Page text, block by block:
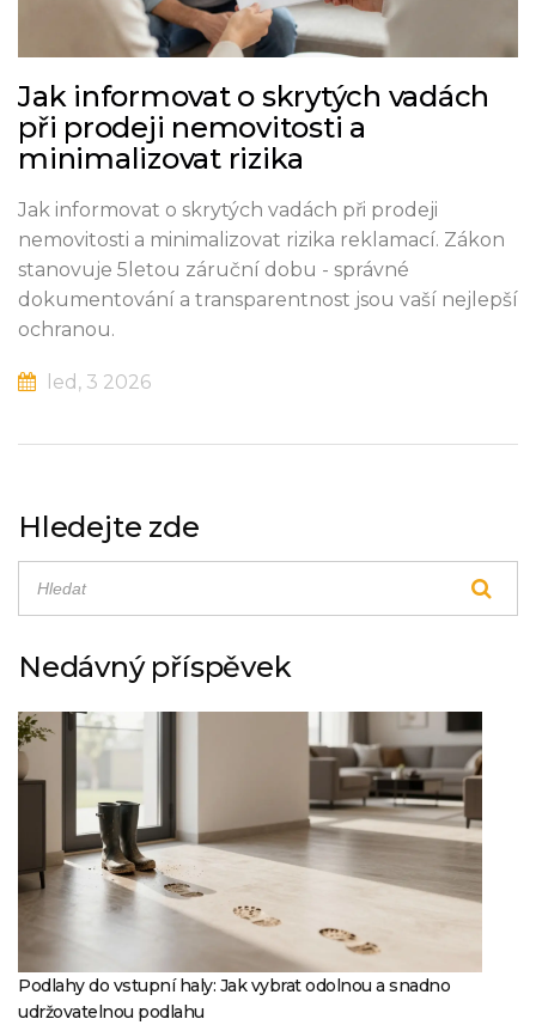
Jak informovat o skrytých vadách
při prodeji nemovitosti a
minimalizovat rizika
Jak informovat o skrytých vadách při prodeji
nemovitosti a minimalizovat rizika reklamací. Zákon
stanovuje 5letou záruční dobu - správné
dokumentování a transparentnost jsou vaší nejlepší
ochranou.
led, 3 2026
Hledejte zde
Nedávný příspěvek
Podlahy do vstupní haly: Jak vybrat odolnou a snadno
udržovatelnou podlahu